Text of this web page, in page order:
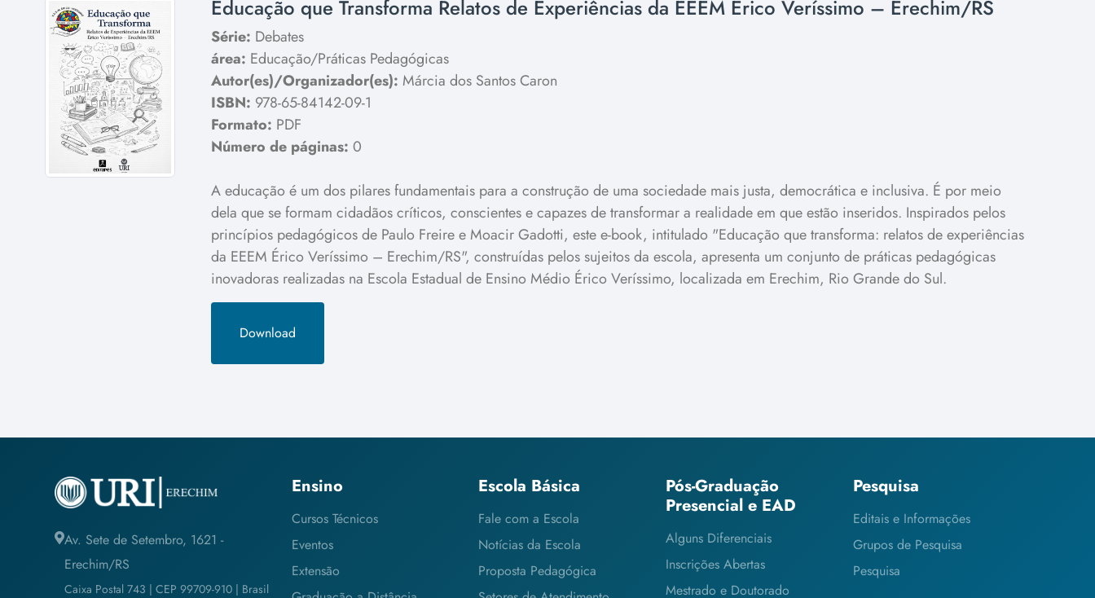
Educação que Transforma Relatos de Experiências da EEEM Érico Veríssimo – Erechim/RS
Série: Debates
área: Educação/Práticas Pedagógicas
Autor(es)/Organizador(es): Márcia dos Santos Caron
ISBN: 978-65-84142-09-1
Formato: PDF
Número de páginas: 0
A educação é um dos pilares fundamentais para a construção de uma sociedade mais justa, democrática e inclusiva. É por meio
dela que se formam cidadãos críticos, conscientes e capazes de transformar a realidade em que estão inseridos. Inspirados pelos
princípios pedagógicos de Paulo Freire e Moacir Gadotti, este e-book, intitulado "Educação que transforma: relatos de experiências
da EEEM Érico Veríssimo – Erechim/RS", construídas pelos sujeitos da escola, apresenta um conjunto de práticas pedagógicas
inovadoras realizadas na Escola Estadual de Ensino Médio Érico Veríssimo, localizada em Erechim, Rio Grande do Sul.
Download
Av. Sete de Setembro, 1621 -
Erechim/RS
Caixa Postal 743 | CEP 99709-910 | Brasil
Ensino
Cursos Técnicos
Eventos
Extensão
Escola Básica
Fale com a Escola
Notícias da Escola
Proposta Pedagógica
Pós-Graduação
Presencial e EAD
Alguns Diferenciais
Inscrições Abertas
Mestrado e Doutorado
Pesquisa
Editais e Informações
Grupos de Pesquisa
Pesquisa